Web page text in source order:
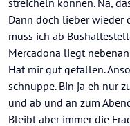
Dann doch lieber wieder
muss ich ab
Mercadona liegt
Hat mir gut gefallen.
schnuppe. Bin ja eh nur
und ab und an zum
Bleibt aber immer die